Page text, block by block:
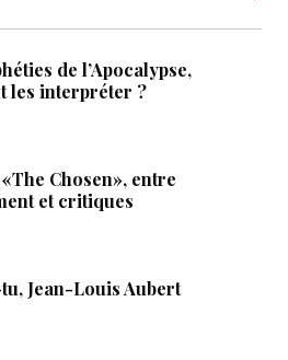
de l’Apocalypse,
les interpréter ?
Chosen», entre
et critiques
Jean-Louis Aubert